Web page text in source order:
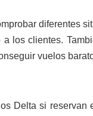
diferentes
los clientes.
vuelos
Delta si